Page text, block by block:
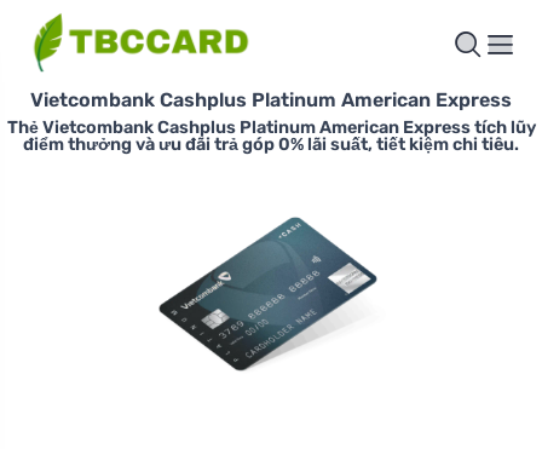
Vietcombank Cashplus Platinum American Express
Thẻ Vietcombank Cashplus Platinum American Express tích lũy
điểm thưởng và ưu đãi trả góp 0% lãi suất, tiết kiệm chi tiêu.